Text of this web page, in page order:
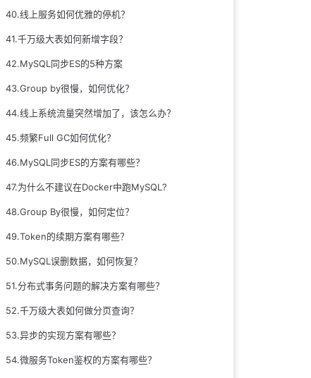
40.线上服务如何优雅的停机？
41.千万级大表如何新增字段？
42.MySQL同步ES的5种方案
43.Group by很慢，如何优化？
44.线上系统流量突然增加了，该怎么办？
45.频繁Full GC如何优化？
46.MySQL同步ES的方案有哪些？
47.为什么不建议在Docker中跑MySQL?
48.Group By很慢，如何定位？
49.Token的续期方案有哪些？
50.MySQL误删数据，如何恢复？
51.分布式事务问题的解决方案有哪些？
52.千万级大表如何做分页查询？
53.异步的实现方案有哪些？
54.微服务Token鉴权的方案有哪些？